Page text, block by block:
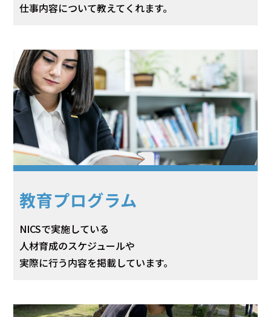
仕事内容について教えてくれます。
教育プログラム
NICSで実施している
人材育成のスケジュールや
実際に行う内容を掲載しています。